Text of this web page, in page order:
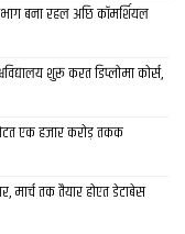
बना रहल अछि कॉमर्शियल
शुरू करत डिप्लोमा कोर्स,
एक हजार करोड़ तकक
तक तैयार होएत डेटाबेस